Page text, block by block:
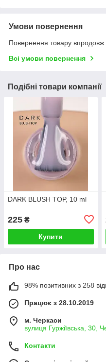
Умови повернення
Повернення товару впродовж
Всі умови повернення
Подібні товари компанії
DARK BLUSH TOP, 10 ml
225 ₴
Купити
Про нас
98% позитивних з 258
Працює з 28.10.2019
м. Черкаси
вулиця Гуржіївська, 30,
Контакти